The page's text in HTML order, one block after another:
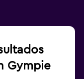
Gympie